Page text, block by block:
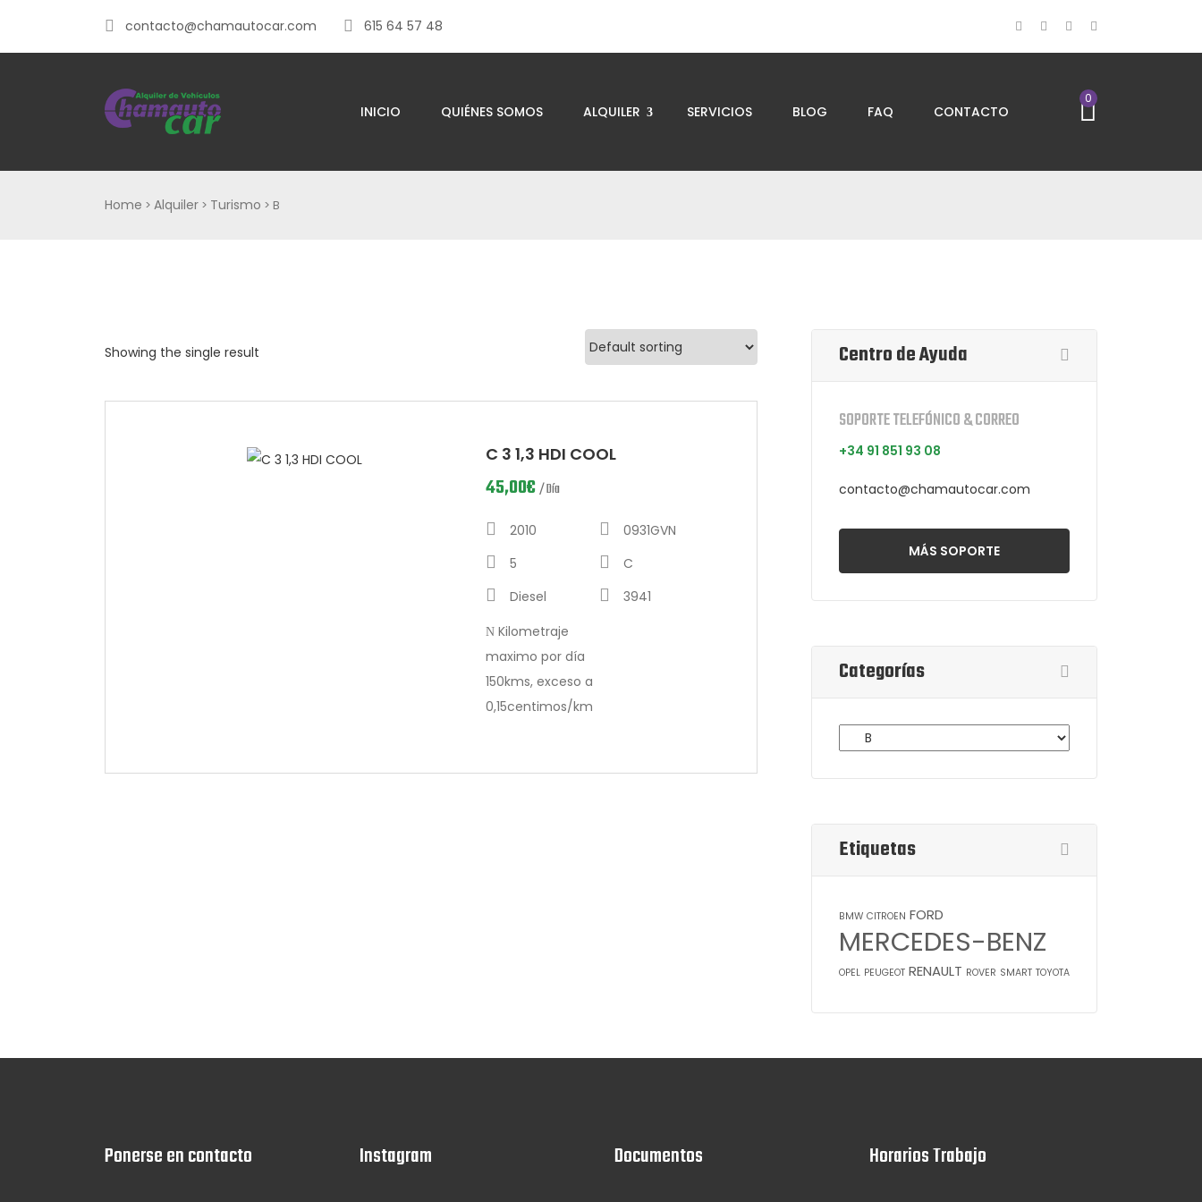
contacto@chamautocar.com 615 64 57 48
INICIO QUIÉNES SOMOS ALQUILER SERVICIOS BLOG FAQ CONTACTO
0
Home > Alquiler > Turismo > B
Showing the single result
C 3 1,3 HDI COOL
45,00€/ Día
2010
0931GVN
5
C
Diesel
3941
Kilometraje
maximo por día
150kms, exceso a
0,15centimos/km
Centro de Ayuda
SOPORTE TELEFÓNICO & CORREO
+34 91 851 93 08
contacto@chamautocar.com
MÁS SOPORTE
Categorías
Etiquetas
BMW CITROEN FORD
MERCEDES-BENZ
OPEL PEUGEOT RENAULT ROVER SMART TOYOTA
Ponerse en contacto Instagram Documentos Horarios Trabajo